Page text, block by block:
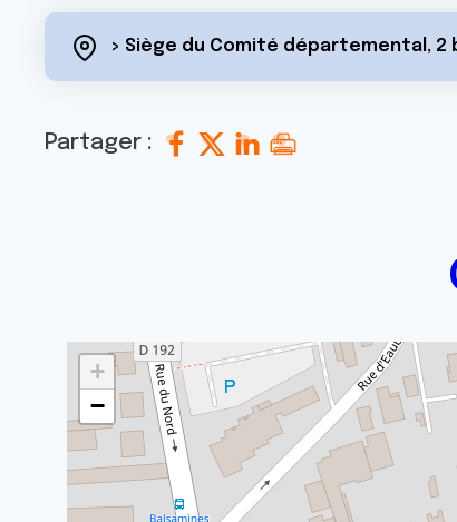
> Siège du Comité départemental, 2
Partager :
+
−